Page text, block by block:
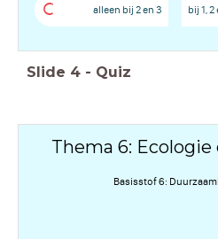
C alleen bij 2 en 3 bij 1, 2
Slide 4 - Quiz
Thema 6:
Basisstof 6: